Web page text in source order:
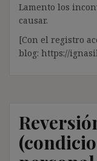
Lamento los
causar.
[Con el registro
blog: https://